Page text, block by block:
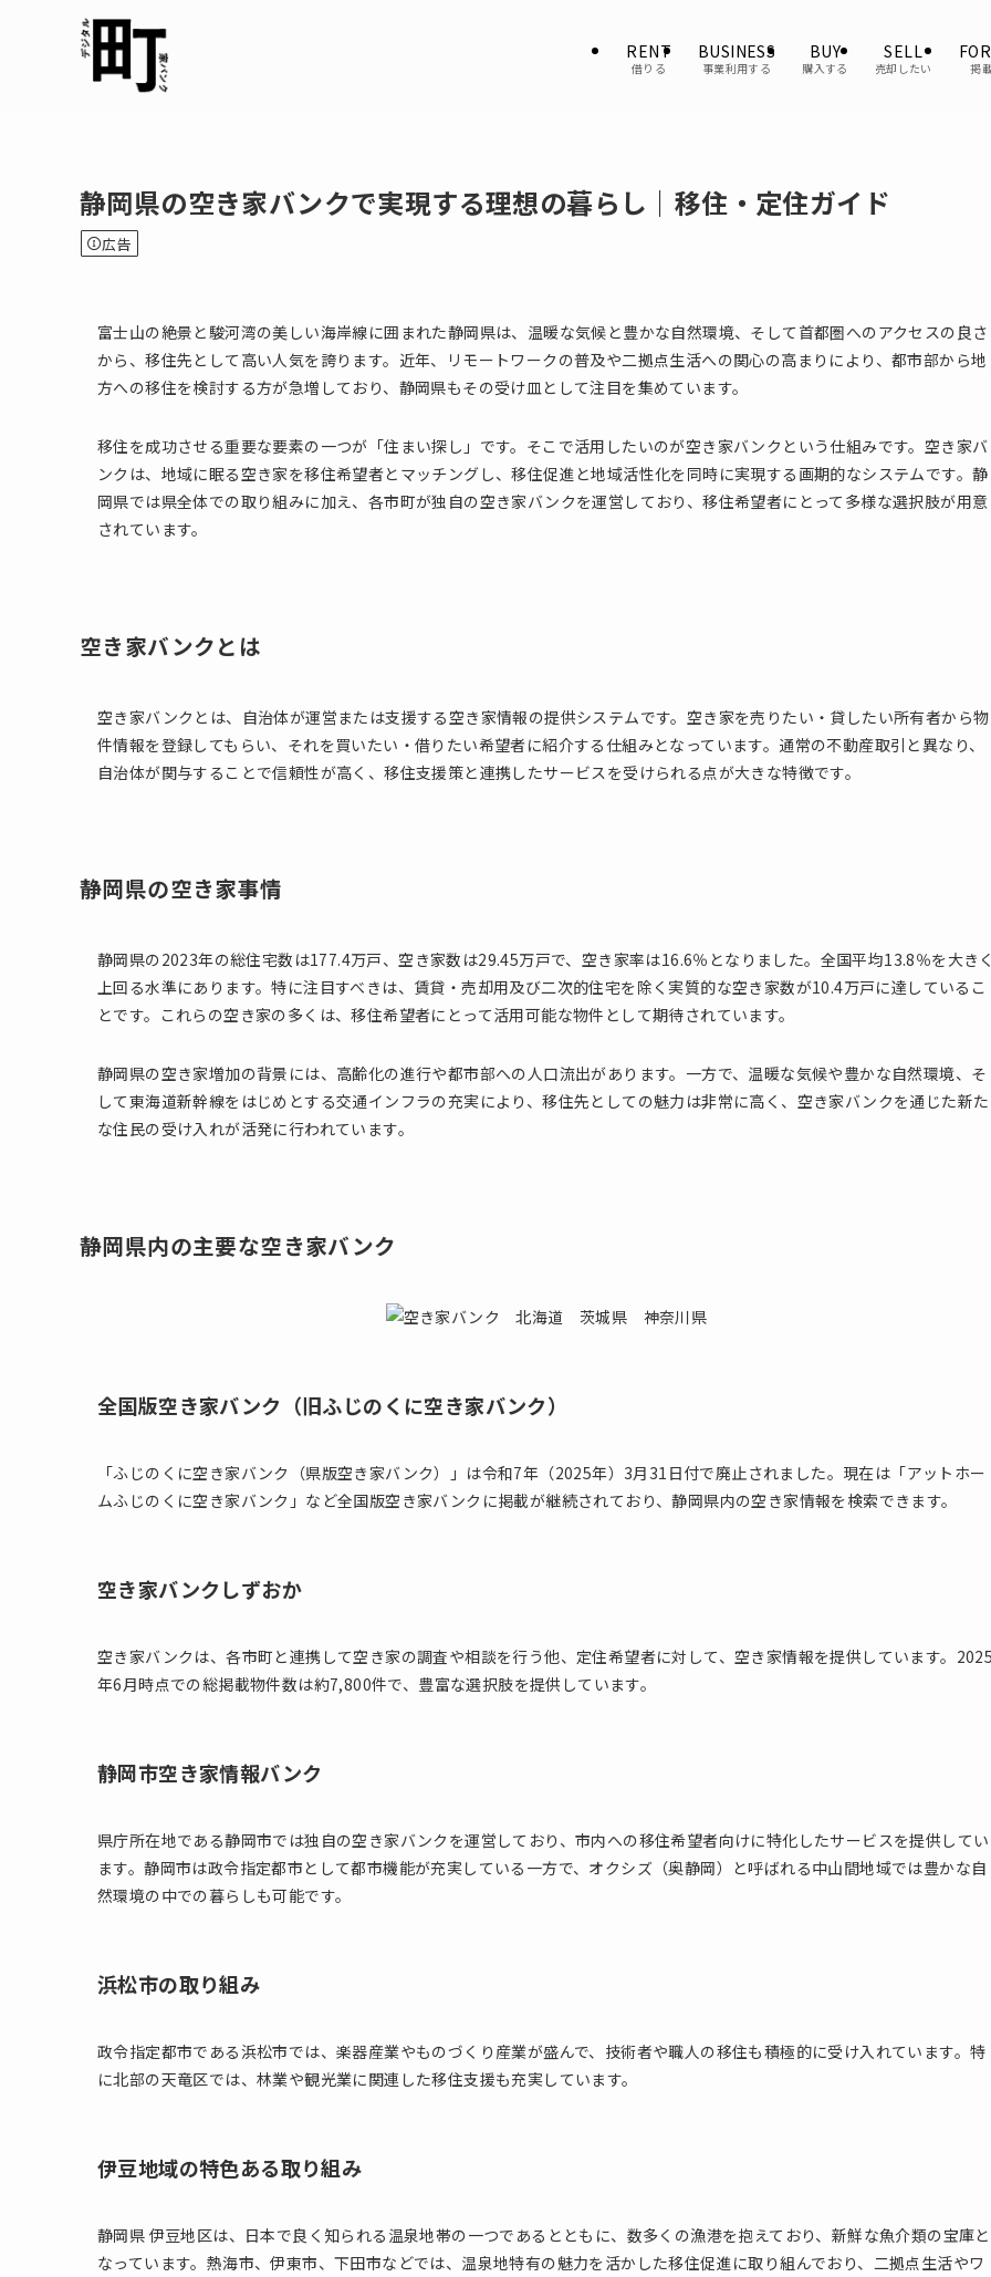
RENT
借りる
BUSINESS
事業利用する
BUY
購入する
SELL
売却したい 掲
静岡県の空き家バンクで実現する理想の暮らし｜移住・定住ガイド
広告
富士山の絶景と駿河湾の美しい海岸線に囲まれた静岡県は、温暖な気候と豊かな自然環境、そして首都圏へのアクセスの良さ
から、移住先として高い人気を誇ります。近年、リモートワークの普及や二拠点生活への関心の高まりにより、都市部から地
方への移住を検討する方が急増しており、静岡県もその受け皿として注目を集めています。
移住を成功させる重要な要素の一つが「住まい探し」です。そこで活用したいのが空き家バンクという仕組みです。空き家バ
ンクは、地域に眠る空き家を移住希望者とマッチングし、移住促進と地域活性化を同時に実現する画期的なシステムです。静
岡県では県全体での取り組みに加え、各市町が独自の空き家バンクを運営しており、移住希望者にとって多様な選択肢が用意
されています。
空き家バンクとは
空き家バンクとは、自治体が運営または支援する空き家情報の提供システムです。空き家を売りたい・貸したい所有者から物
件情報を登録してもらい、それを買いたい・借りたい希望者に紹介する仕組みとなっています。通常の不動産取引と異なり、
自治体が関与することで信頼性が高く、移住支援策と連携したサービスを受けられる点が大きな特徴です。
静岡県の空き家事情
静岡県の2023年の総住宅数は177.4万戸、空き家数は29.45万戸で、空き家率は16.6％となりました。全国平均13.8％を大き
上回る水準にあります。特に注目すべきは、賃貸・売却用及び二次的住宅を除く実質的な空き家数が10.4万戸に達しているこ
とです。これらの空き家の多くは、移住希望者にとって活用可能な物件として期待されています。
静岡県の空き家増加の背景には、高齢化の進行や都市部への人口流出があります。一方で、温暖な気候や豊かな自然環境、そ
して東海道新幹線をはじめとする交通インフラの充実により、移住先としての魅力は非常に高く、空き家バンクを通じた新た
な住民の受け入れが活発に行われています。
静岡県内の主要な空き家バンク
全国版空き家バンク（旧ふじのくに空き家バンク）
「ふじのくに空き家バンク（県版空き家バンク）」は令和7年（2025年）3月31日付で廃止されました。現在は「アットホー
ムふじのくに空き家バンク」など全国版空き家バンクに掲載が継続されており、静岡県内の空き家情報を検索できます。
空き家バンクしずおか
空き家バンクは、各市町と連携して空き家の調査や相談を行う他、定住希望者に対して、空き家情報を提供しています。
年6月時点での総掲載物件数は約7,800件で、豊富な選択肢を提供しています。
静岡市空き家情報バンク
県庁所在地である静岡市では独自の空き家バンクを運営しており、市内への移住希望者向けに特化したサービスを提供してい
ます。静岡市は政令指定都市として都市機能が充実している一方で、オクシズ（奥静岡）と呼ばれる中山間地域では豊かな自
然環境の中での暮らしも可能です。
浜松市の取り組み
政令指定都市である浜松市では、楽器産業やものづくり産業が盛んで、技術者や職人の移住も積極的に受け入れています。特
に北部の天竜区では、林業や観光業に関連した移住支援も充実しています。
伊豆地域の特色ある取り組み
静岡県 伊豆地区は、日本で良く知られる温泉地帯の一つであるとともに、数多くの漁港を抱えており、新鮮な魚介類の宝庫と
なっています。熱海市、伊東市、下田市などでは、温泉地特有の魅力を活かした移住促進に取り組んでおり、二拠点生活やワ